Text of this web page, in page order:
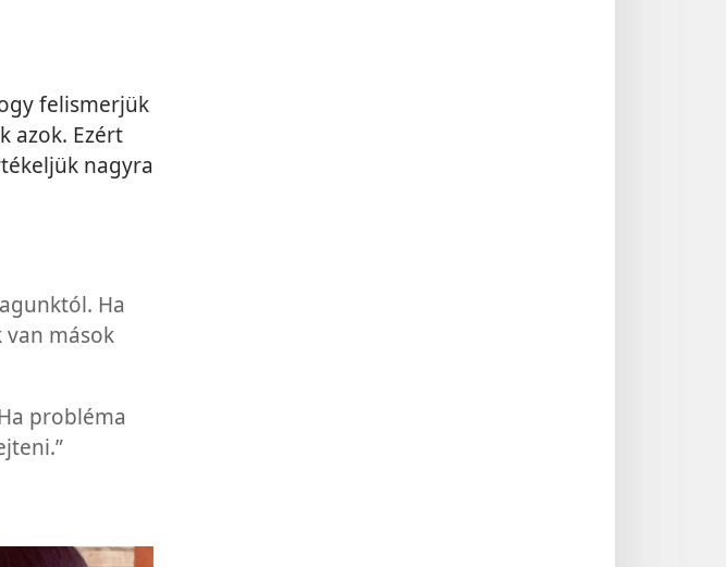
felismerjük
azok. Ezért
nagyra
Ha
mások
probléma